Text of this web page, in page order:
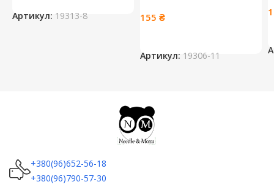
Артикул: 19313-8
155 ₴
Артикул: 19306-11
+380(96)652-56-18
+380(96)790-57-30